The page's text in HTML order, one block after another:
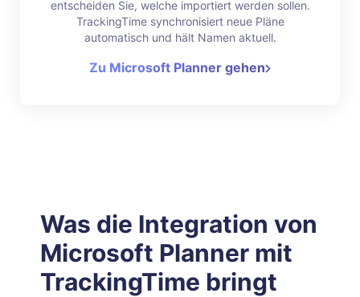
entscheiden Sie, welche importiert werden sollen.
TrackingTime synchronisiert neue Pläne
automatisch und hält Namen aktuell.
Zu Microsoft Planner gehen
Was die Integration von
Microsoft Planner mit
TrackingTime bringt